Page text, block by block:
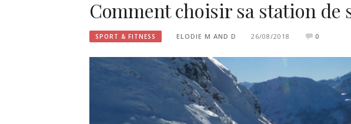
Comment choisir sa station de
SPORT & FITNESS ELODIE M AND D 26/08/2018 0